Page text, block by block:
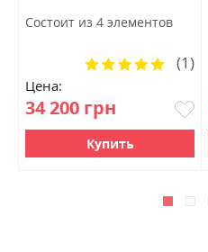
Состоит из 4 элементов
Цена:
34 200 грн
Рейтинг:
(1)
Купить